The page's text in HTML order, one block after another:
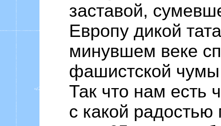
заставой,
Европу дикой
минувшем веке
фашистской
Так что нам есть
с какой